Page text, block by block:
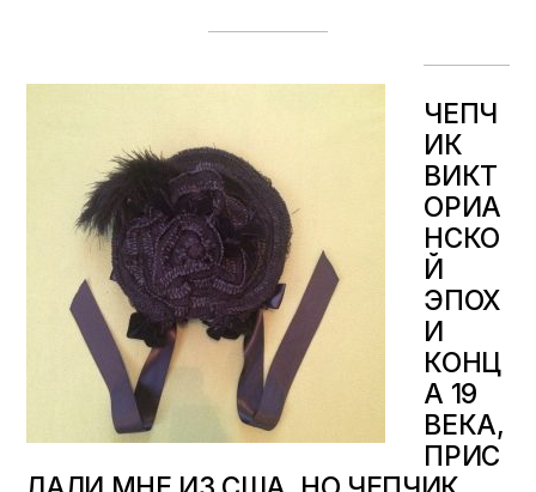
ЧЕПЧ
ИК
ВИКТ
ОРИА
НСКО
Й
ЭПОХ
И
КОНЦ
А 19
ВЕКА,
ПРИС